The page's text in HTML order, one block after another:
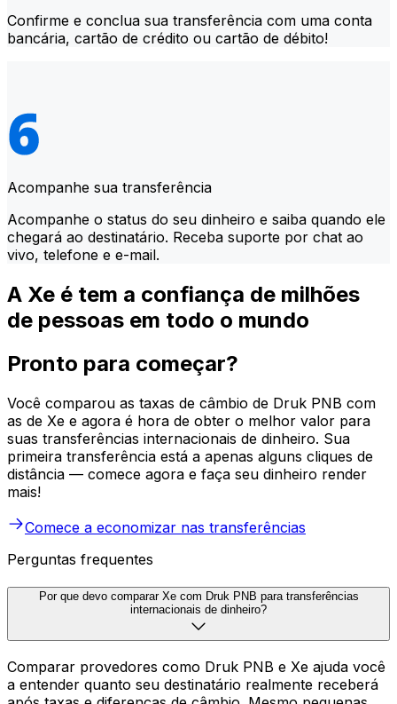
Confirme e conclua sua transferência com uma conta
bancária, cartão de crédito ou cartão de débito!
Acompanhe sua transferência
Acompanhe o status do seu dinheiro e saiba quando ele
chegará ao destinatário. Receba suporte por chat ao
vivo, telefone e e-mail.
A Xe é tem a confiança de milhões
de pessoas em todo o mundo
Pronto para começar?
Você comparou as taxas de câmbio de Druk PNB com
as de Xe e agora é hora de obter o melhor valor para
suas transferências internacionais de dinheiro. Sua
primeira transferência está a apenas alguns cliques de
distância — comece agora e faça seu dinheiro render
mais!
Comece a economizar nas transferências
Perguntas frequentes
Por que devo comparar Xe com Druk PNB para transferências
internacionais de dinheiro?
Comparar provedores como Druk PNB e Xe ajuda você
a entender quanto seu destinatário realmente receberá